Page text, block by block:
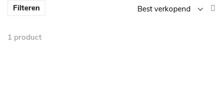
Filteren
1 product